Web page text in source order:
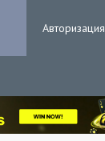
Авторизация